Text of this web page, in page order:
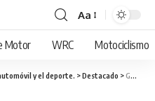
Cambiar
tamaño
fuente
Aa
Motor WRC Motociclismo
y el deporte. >Destacado >GM OBB del Ecuador gestiona sus huellas hídricas y de carbono en los páramos